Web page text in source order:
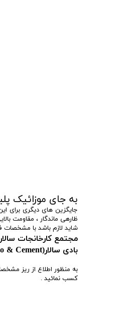
به جای موزائیک
جایگزین های دیگری برای
ظارهی ماندگار ، مقاومت
شاید لازم باشد با مشخصات
مجتمع کارخانجات سالار
بادی سالار(Terrazzo & Cement)، سالار موزائیک و سنگ های روستیک تحت لیسانس کمپانی BRETON ایتالیا می باشد.
به منظور اطلاع از ریز
کسب نمائید .